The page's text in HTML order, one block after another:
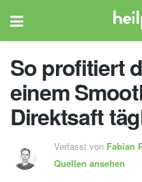
So profitiert
einem
Direktsaft
Verfasst von Fabian
Quellen ansehen